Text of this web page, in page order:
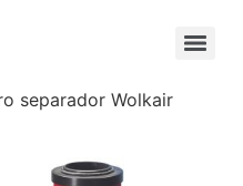
separador Wolkair